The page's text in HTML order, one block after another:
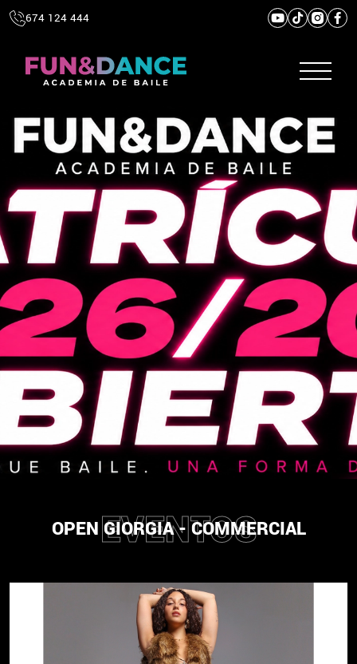
674 124 444
EVENTOS
OPEN GIORGIA - COMMERCIAL